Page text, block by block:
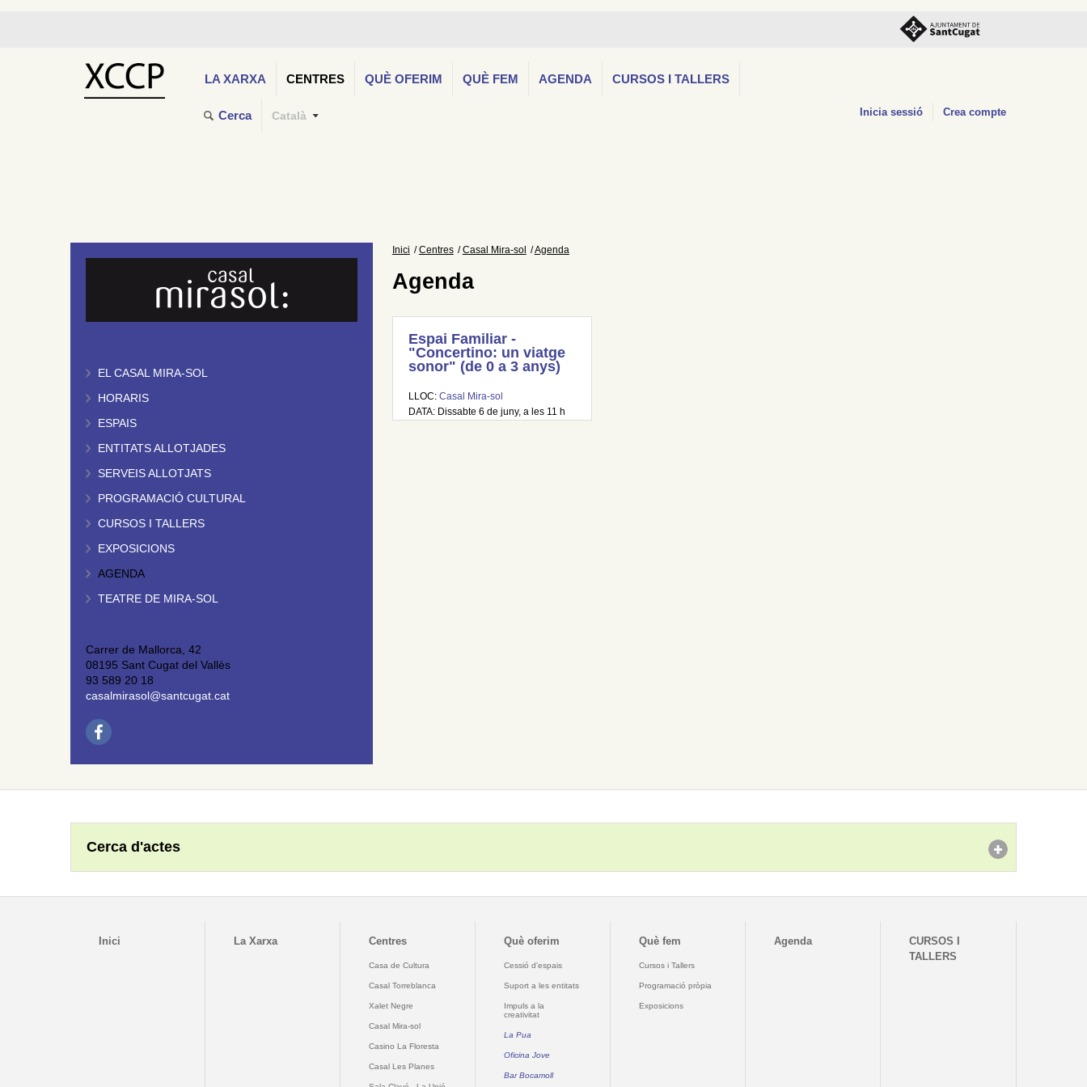
LA XARXA CENTRES QUÈ OFERIM QUÈ FEM AGENDA CURSOS I TALLERS
Cerca Català Inicia sessió Crea compte
EL CASAL MIRA-SOL
HORARIS
ESPAIS
ENTITATS ALLOTJADES
SERVEIS ALLOTJATS
PROGRAMACIÓ CULTURAL
CURSOS I TALLERS
EXPOSICIONS
AGENDA
TEATRE DE MIRA-SOL
Carrer de Mallorca, 42
08195 Sant Cugat del Vallès
93 589 20 18
casalmirasol@santcugat.cat
Inici Centres Casal Mira-sol Agenda
Agenda
Espai Familiar -
"Concertino: un viatge
sonor" (de 0 a 3 anys)
LLOC: Casal Mira-sol
DATA: Dissabte 6 de juny, a les 11 h
Cerca d'actes
Inici La Xarxa Centres
Casa de Cultura
Casal Torreblanca
Xalet Negre
Casal Mira-sol
Casino La Floresta
Casal Les Planes
Què oferim
Cessió d'espais
Suport a les entitats
Impuls a la
creativitat
La Pua
Oficina Jove
Bar Bocamoll
Què fem
Cursos i Tallers
Programació pròpia
Exposicions
Agenda
CURSOS I
TALLERS